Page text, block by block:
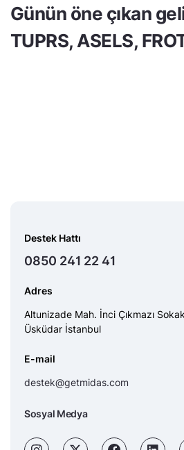
Günün öne çıkan
TUPRS, ASELS,
Destek Hattı
0850 241 22 41
Adres
Altunizade Mah. İnci Çıkmazı
Üsküdar İstanbul
E-mail
destek@getmidas.com
Sosyal Medya